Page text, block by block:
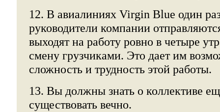
12. В авиалиниях Virgin Blue один
руководители компании
выходят на работу ровно в четыре
смену грузчиками. Это дает им
сложность и трудность этой работы.
13. Вы должны знать о коллективе
существовать вечно.